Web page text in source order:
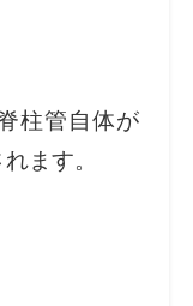
柱管自体が
ます。